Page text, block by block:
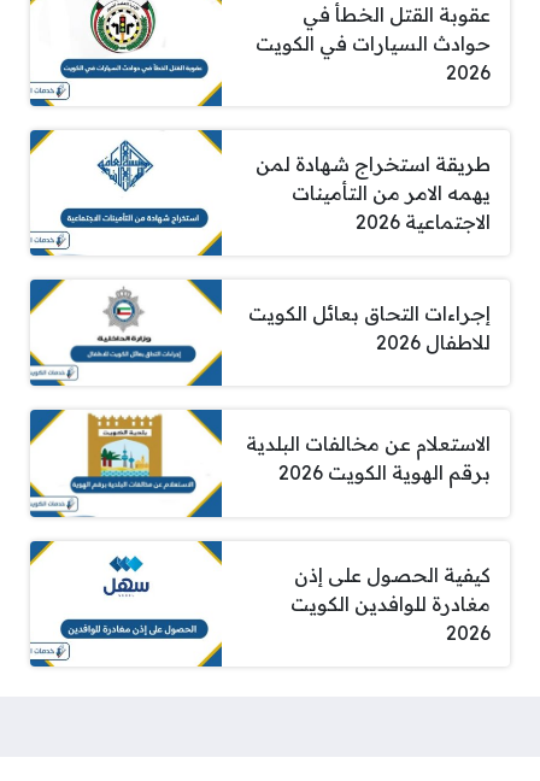
عقوبة القتل الخطأ في
حوادث السيارات في الكويت
2026
طريقة استخراج شهادة لمن
يهمه الامر من التأمينات
الاجتماعية 2026
إجراءات التحاق بعائل الكويت
للاطفال 2026
الاستعلام عن مخالفات البلدية
برقم الهوية الكويت 2026
كيفية الحصول على إذن
مغادرة للوافدين الكويت
2026